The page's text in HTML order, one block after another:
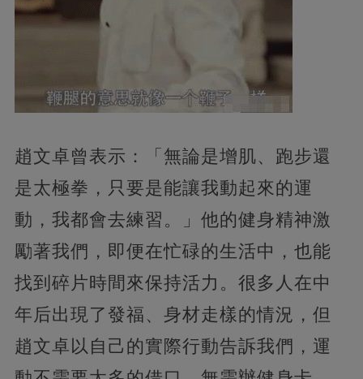
趙文卓曾表示：「無論是增肌、跑步還
是太極拳，只要是能讓我動起來的運
動，我都會去練習。」他的健身精神激
勵著我們，即便在忙碌的生活中，也能
找到碎片時間來保持活力。很多人在中
年后出現了發福、身材走樣的情況，但
趙文卓以自己的實際行動告訴我們，運